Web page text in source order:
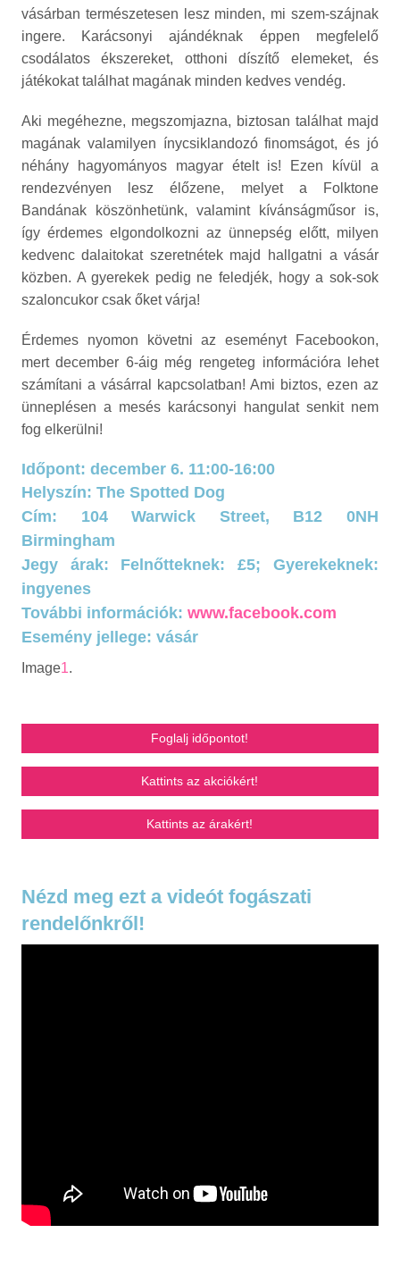
vásárban természetesen lesz minden, mi szem-szájnak
ingere. Karácsonyi ajándéknak éppen megfelelő
csodálatos ékszereket, otthoni díszítő elemeket, és
játékokat találhat magának minden kedves vendég.
Aki megéhezne, megszomjazna, biztosan találhat majd
magának valamilyen ínycsiklandozó finomságot, és jó
néhány hagyományos magyar ételt is! Ezen kívül a
rendezvényen lesz élőzene, melyet a Folktone
Bandának köszönhetünk, valamint kívánságműsor is,
így érdemes elgondolkozni az ünnepség előtt, milyen
kedvenc dalaitokat szeretnétek majd hallgatni a vásár
közben. A gyerekek pedig ne feledjék, hogy a sok-sok
szaloncukor csak őket várja!
Érdemes nyomon követni az eseményt Facebookon,
mert december 6-áig még rengeteg információra lehet
számítani a vásárral kapcsolatban! Ami biztos, ezen az
ünneplésen a mesés karácsonyi hangulat senkit nem
fog elkerülni!
Időpont: december 6. 11:00-16:00
Helyszín: The Spotted Dog
Cím: 104 Warwick Street, B12 0NH
Birmingham
Jegy árak: Felnőtteknek: £5; Gyerekeknek:
ingyenes
További információk: www.facebook.com
Esemény jellege: vásár
Image1.
Foglalj időpontot!
Kattints az akciókért!
Kattints az árakért!
Nézd meg ezt a videót fogászati
rendelőnkről!